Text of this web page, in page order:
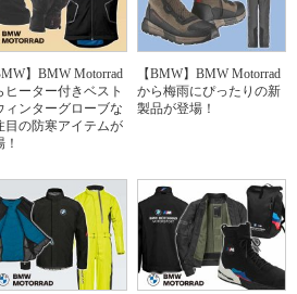
】BMW Motorrad
ヒーター付きベスト
ィンターグローブな
目の防寒アイテムが
【BMW】BMW Motorrad
から梅雨にぴったりの新
製品が登場！